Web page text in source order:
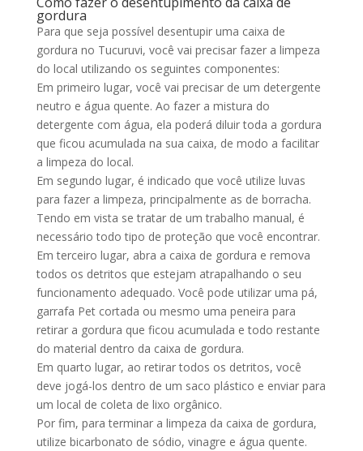
gordura
Para que seja possível desentupir uma caixa de
gordura no Tucuruvi, você vai precisar fazer a limpeza
do local utilizando os seguintes componentes:
Em primeiro lugar, você vai precisar de um detergente
neutro e água quente. Ao fazer a mistura do
detergente com água, ela poderá diluir toda a gordura
que ficou acumulada na sua caixa, de modo a facilitar
a limpeza do local.
Em segundo lugar, é indicado que você utilize luvas
para fazer a limpeza, principalmente as de borracha.
Tendo em vista se tratar de um trabalho manual, é
necessário todo tipo de proteção que você encontrar.
Em terceiro lugar, abra a caixa de gordura e remova
todos os detritos que estejam atrapalhando o seu
funcionamento adequado. Você pode utilizar uma pá,
garrafa Pet cortada ou mesmo uma peneira para
retirar a gordura que ficou acumulada e todo restante
do material dentro da caixa de gordura.
Em quarto lugar, ao retirar todos os detritos, você
deve jogá-los dentro de um saco plástico e enviar para
um local de coleta de lixo orgânico.
Por fim, para terminar a limpeza da caixa de gordura,
utilize bicarbonato de sódio, vinagre e água quente.